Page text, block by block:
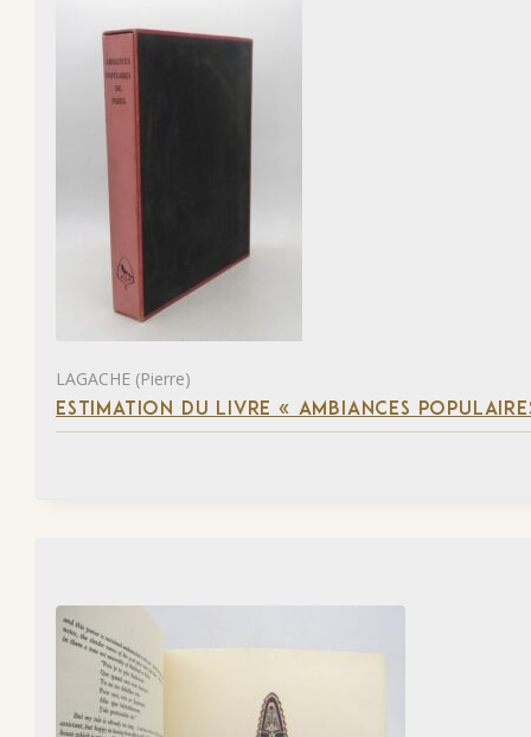
LAGACHE (Pierre)
ESTIMATION DU LIVRE « AMBIANCES